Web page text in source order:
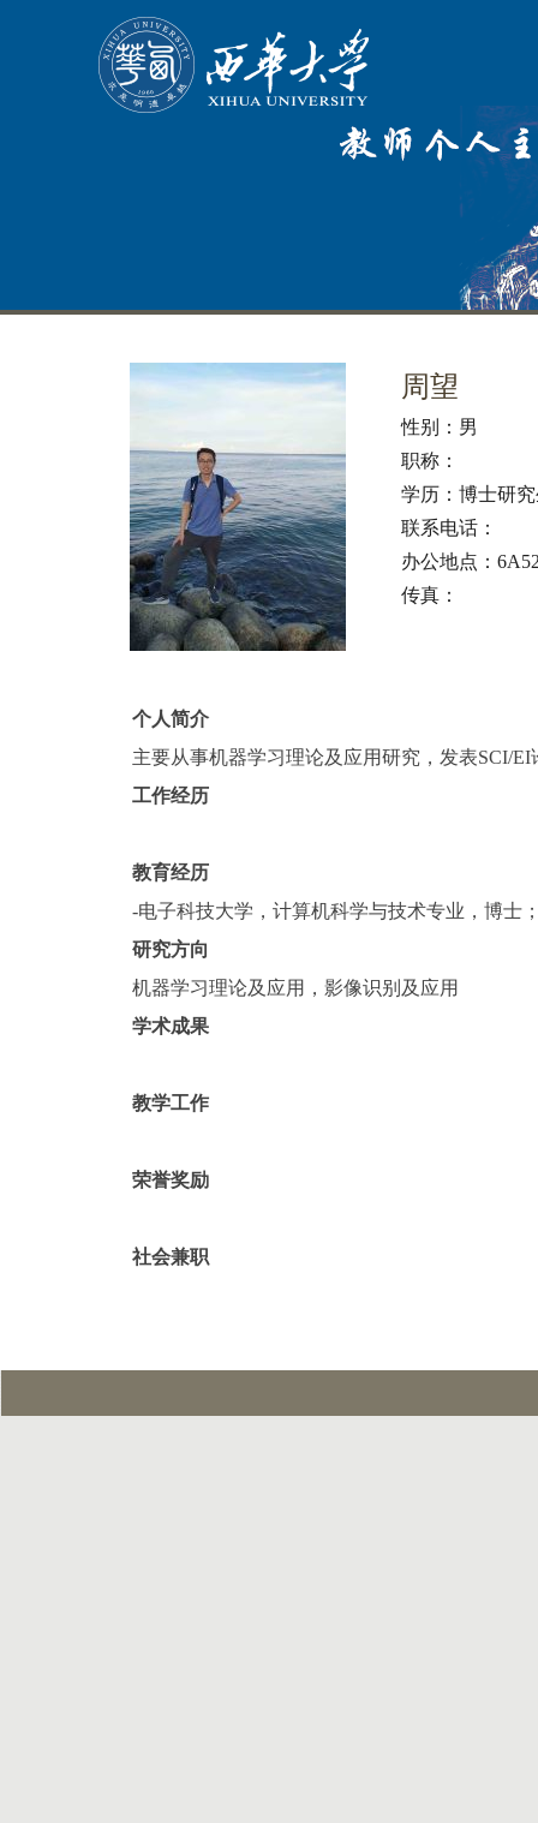
周望
性别： 男
职称：
学历： 博士研
联系电话：
办公地点：
传真：
个人简介
主要从事机器学习理论及应用研究，发表SCI/
工作经历
教育经历
-电子科技大学，计算机科学与技术专业，博士
研究方向
机器学习理论及应用，影像识别及应用
学术成果
教学工作
荣誉奖励
社会兼职